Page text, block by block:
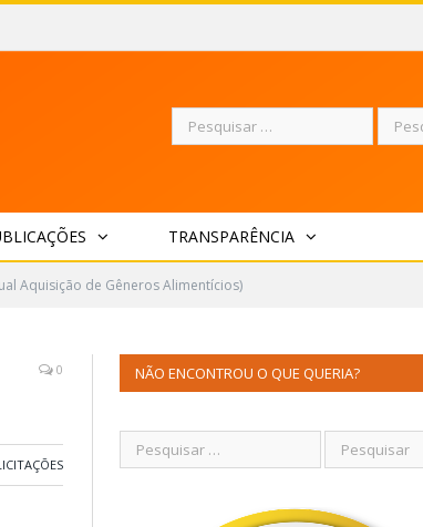
Pesquisar
por:
TRANSPARÊNCIA
Aquisição de Gêneros Alimentícios)
0 NÃO ENCONTROU O QUE QUERIA?